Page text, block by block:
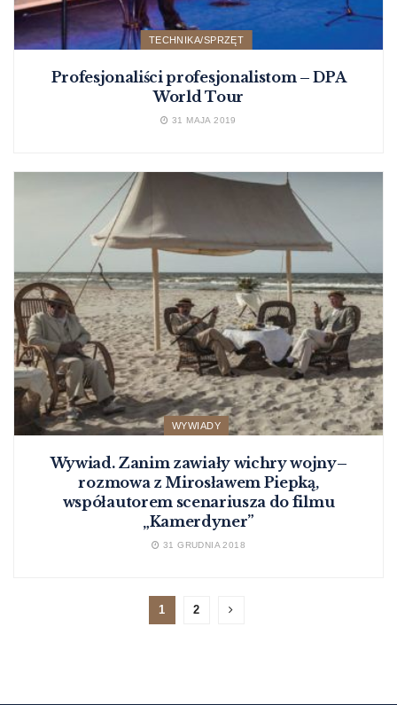
TECHNIKA/SPRZĘT
Profesjonaliści profesjonalistom – DPA
World Tour
31 MAJA 2019
WYWIADY
Wywiad. Zanim zawiały wichry wojny–
rozmowa z Mirosławem Piepką,
współautorem scenariusza do filmu
„Kamerdyner”
31 GRUDNIA 2018
1 2